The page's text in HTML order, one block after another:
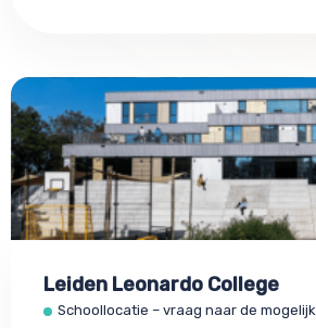
Leiden Leonardo College
Schoollocatie – vraag naar de